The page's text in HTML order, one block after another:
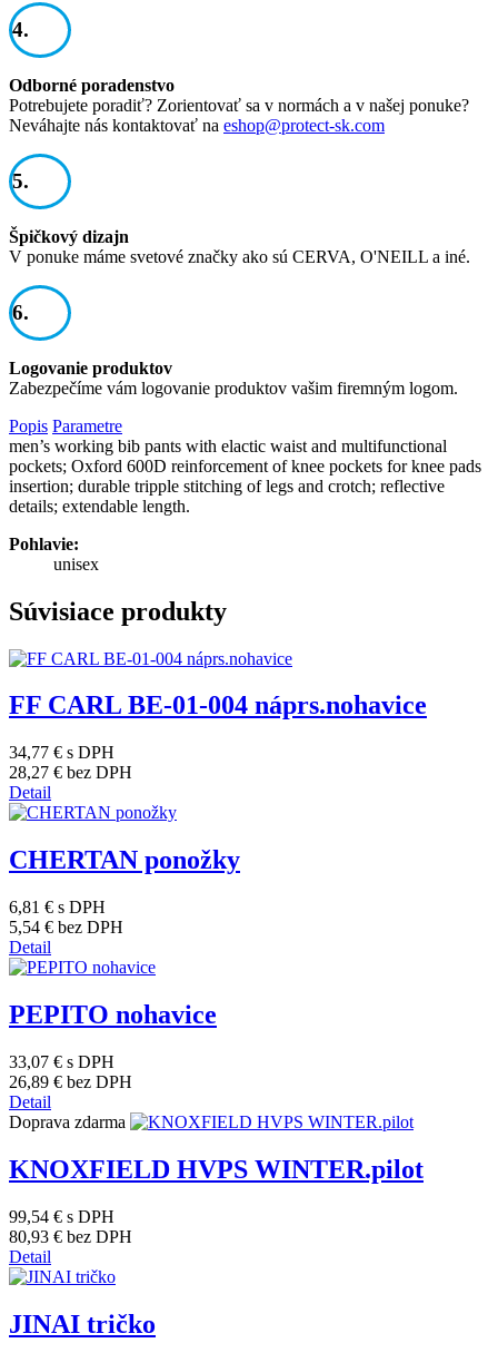
4.
Odborné poradenstvo
Potrebujete poradiť? Zorientovať sa v normách a v našej ponuke?
Neváhajte nás kontaktovať na eshop@protect-sk.com
5.
Špičkový dizajn
V ponuke máme svetové značky ako sú CERVA, O'NEILL a iné.
6.
Logovanie produktov
Zabezpečíme vám logovanie produktov vašim firemným logom.
Popis Parametre
men’s working bib pants with elactic waist and multifunctional
pockets; Oxford 600D reinforcement of knee pockets for knee pads
insertion; durable tripple stitching of legs and crotch; reflective
details; extendable length.
Pohlavie:
unisex
Súvisiace produkty
FF CARL BE-01-004 náprs.nohavice
34,77 € s DPH
28,27 € bez DPH
Detail
CHERTAN ponožky
6,81 € s DPH
5,54 € bez DPH
Detail
PEPITO nohavice
33,07 € s DPH
26,89 € bez DPH
Detail
Doprava zdarma
KNOXFIELD HVPS WINTER.pilot
99,54 € s DPH
80,93 € bez DPH
Detail
JINAI tričko